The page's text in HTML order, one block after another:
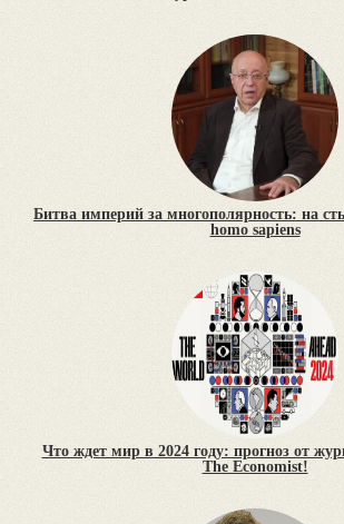
Битва империй за многополярность: на
homo sapiens
Что ждет мир в 2024 году: прогноз от
The Economist!